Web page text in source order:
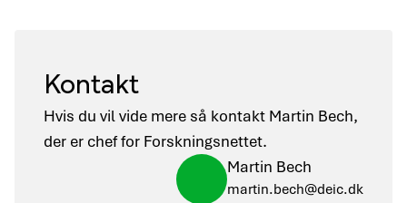
Kontakt
Hvis du vil vide mere så kontakt Martin Bech,
der er chef for Forskningsnettet.
Martin Bech
martin.bech@deic.dk